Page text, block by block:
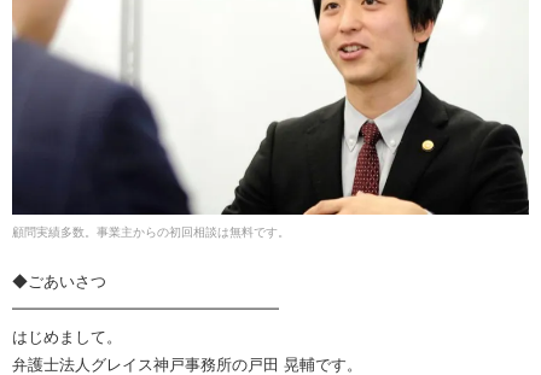
顧問実績多数。事業主からの初回相談は無料です。
◆ごあいさつ
━━━━━━━━━━━━━━━━━
はじめまして。
弁護士法人グレイス神戸事務所の戸田 晃輔です。